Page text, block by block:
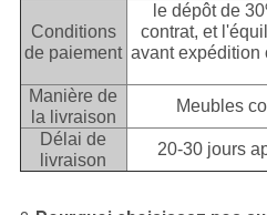
Conditions
de paiement
le dépôt de
contrat, et
avant expédition
Manière de
la livraison
Meubles
Délai de
livraison
20-30 jours